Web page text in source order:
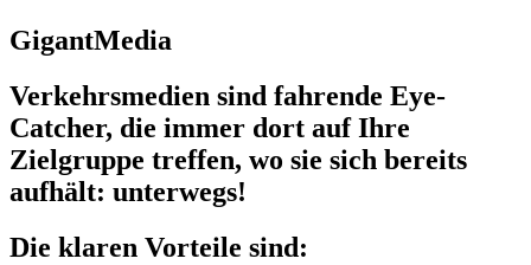
GigantMedia
Verkehrsmedien sind fahrende Eye-
Catcher, die immer dort auf Ihre
Zielgruppe treffen, wo sie sich bereits
aufhält: unterwegs!
Die klaren Vorteile sind: